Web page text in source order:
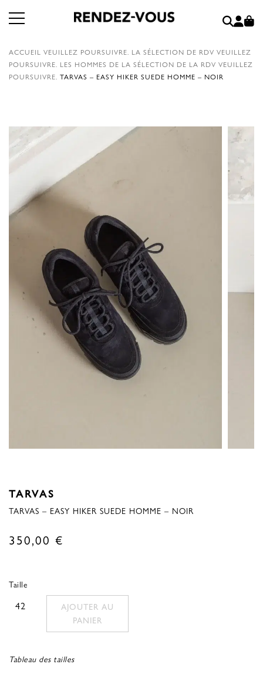
ACCUEIL VEUILLEZ POURSUIVRE. LA SÉLECTION DE RDV VEUILLEZ
POURSUIVRE. LES HOMMES DE LA SÉLECTION DE LA RDV VEUILLEZ
POURSUIVRE. TARVAS – EASY HIKER SUEDE HOMME – NOIR
TARVAS
TARVAS – EASY HIKER SUEDE HOMME – NOIR
350,00 €
Taille
42
AJOUTER AU
PANIER
Tableau des tailles